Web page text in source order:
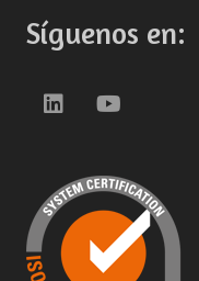
Síguenos en: